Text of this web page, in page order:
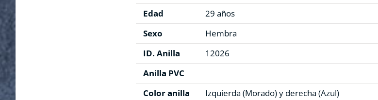
Edad
29 años
Sexo
Hembra
ID. Anilla
12026
Anilla PVC
Color anilla
Izquierda (Morado)y derecha (Azul)